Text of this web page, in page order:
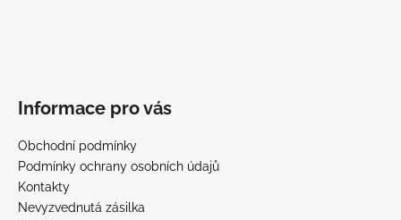
Informace pro vás
Obchodní podmínky
Podmínky ochrany osobních údajů
Kontakty
Nevyzvednutá zásilka